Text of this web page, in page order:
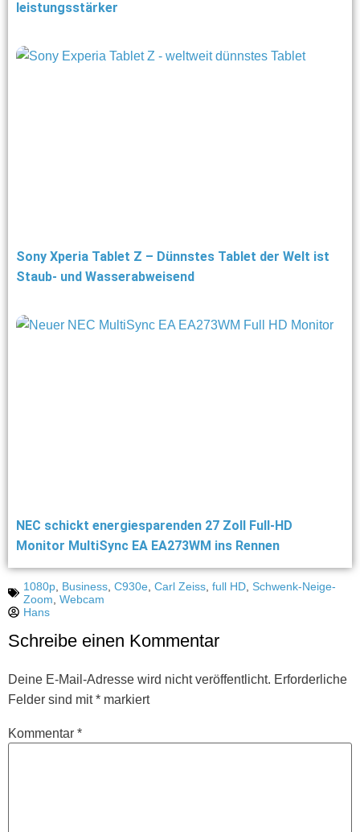
leistungsstärker
Sony Xperia Tablet Z – Dünnstes Tablet der Welt ist
Staub- und Wasserabweisend
NEC schickt energiesparenden 27 Zoll Full-HD
Monitor MultiSync EA EA273WM ins Rennen
1080p Business C930e Carl Zeiss full HD Schwenk-Neige-
Zoom Webcam
Hans
Schreibe einen Kommentar
Deine E-Mail-Adresse wird nicht veröffentlicht. Erforderliche
Felder sind mit* markiert
Kommentar *